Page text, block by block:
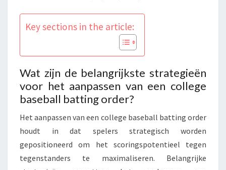
Key sections in the article:
Wat zijn de belangrijkste strategieën
voor het aanpassen van een college
baseball batting order?
Het aanpassen van een college baseball batting order
houdt in dat spelers strategisch worden
gepositioneerd om het scoringspotentieel tegen
tegenstanders te maximaliseren. Belangrijke